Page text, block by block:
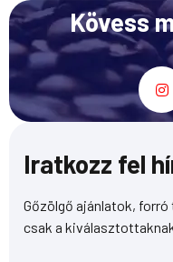
Kövess
I
n
g
a
m
Iratkozz fel
Gőzölgő ajánlatok,
csak a